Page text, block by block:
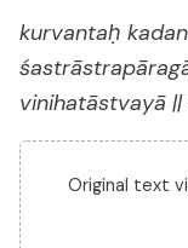
kurvantaḥ
vinihatāstvayā ||
Original text